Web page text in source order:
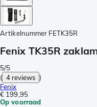
Artikelnummer FETK35R
Fenix TK35R
5/5
( 4 reviews )
Fenix
€ 199,95
Op voorraad